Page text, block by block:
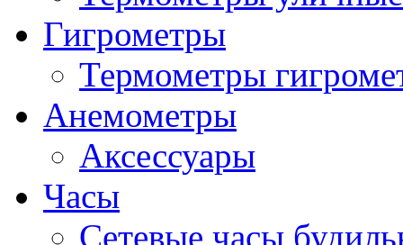
Гигрометры
Термометры
Анемометры
Аксессуары
Часы
Сетевые часы